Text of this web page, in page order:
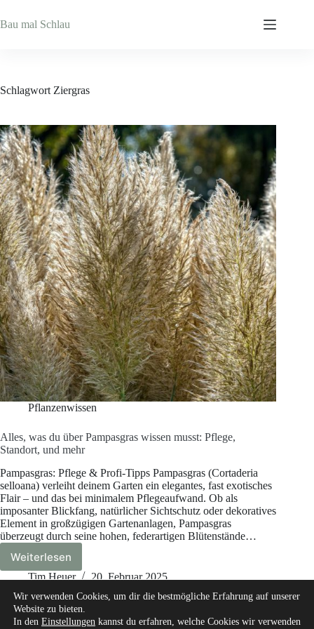
Inhalt
springen
Bau mal Schlau
Schlagwort Ziergras
Pflanzenwissen
Alles, was du über Pampasgras wissen musst: Pflege,
Standort, und mehr
Pampasgras: Pflege & Profi-Tipps Pampasgras (Cortaderia
selloana) verleiht deinem Garten ein elegantes, fast exotisches
Flair – und das bei minimalem Pflegeaufwand. Ob als
imposanter Blickfang, natürlicher Sichtschutz oder dekoratives
Element in großzügigen Gartenanlagen, Pampasgras
überzeugt durch seine hohen, federartigen Blütenstände…
Weiterlesen
Alles,
was
über
Pampasgras
Tim Heuer 20. Februar 2025
Wir verwenden Cookies, um dir die bestmögliche Erfahrung auf unserer
Website zu bieten.
In den Einstellungen kannst du erfahren, welche Cookies wir verwenden